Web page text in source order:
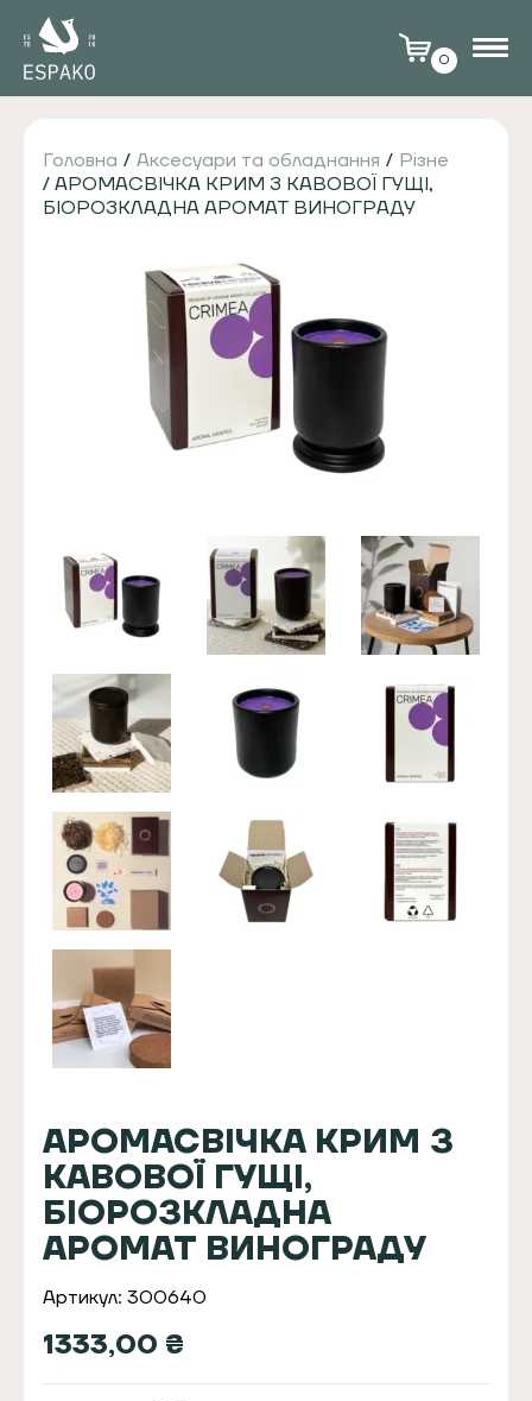
0
Головна / Аксесуари та обладнання / Різне
/ АРОМАСВІЧКА КРИМ З КАВОВОЇ ГУЩІ,
БІОРОЗКЛАДНА АРОМАТ ВИНОГРАДУ
АРОМАСВІЧКА КРИМ З
КАВОВОЇ ГУЩІ,
БІОРОЗКЛАДНА
АРОМАТ ВИНОГРАДУ
Артикул: 300640
1333,00 ₴